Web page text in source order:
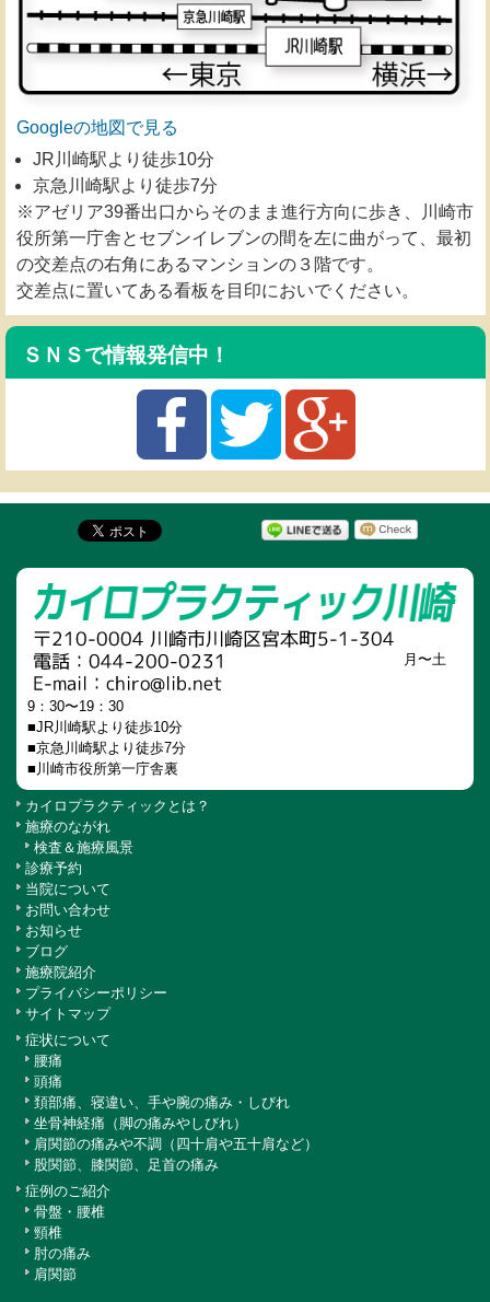
Googleの地図で見る
JR川崎駅より徒歩10分
京急川崎駅より徒歩7分
※アゼリア39番出口からそのまま進行方向に歩き、川崎市
役所第一庁舎とセブンイレブンの間を左に曲がって、最初
の交差点の右角にあるマンションの３階です。
交差点に置いてある看板を目印においでください。
ＳＮＳで情報発信中！
月〜土
9：30〜19：30
■JR川崎駅より徒歩10分
■京急川崎駅より徒歩7分
■川崎市役所第一庁舎裏
カイロプラクティックとは？
施療のながれ
検査＆施療風景
診療予約
当院について
お問い合わせ
お知らせ
ブログ
施療院紹介
プライバシーポリシー
サイトマップ
症状について
腰痛
頭痛
頚部痛、寝違い、手や腕の痛み・しびれ
坐骨神経痛（脚の痛みやしびれ）
肩関節の痛みや不調（四十肩や五十肩など）
股関節、膝関節、足首の痛み
症例のご紹介
骨盤・腰椎
頸椎
肘の痛み
肩関節